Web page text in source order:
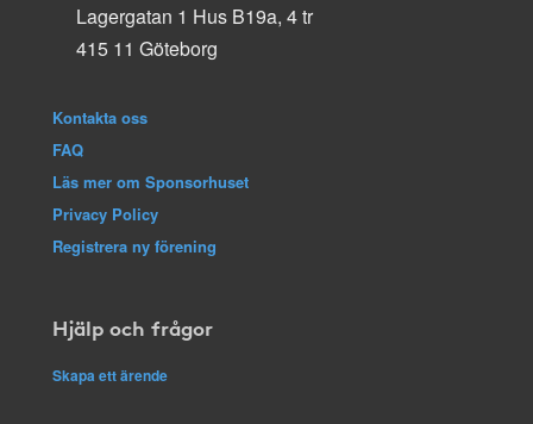
Lagergatan 1 Hus B19a, 4 tr
415 11 Göteborg
Kontakta oss
FAQ
Läs mer om Sponsorhuset
Privacy Policy
Registrera ny förening
Hjälp och frågor
Skapa ett ärende